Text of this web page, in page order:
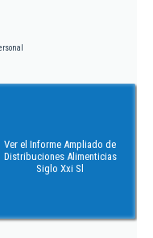
Ver el Informe Ampliado de
Distribuciones Alimenticias
Siglo Xxi Sl